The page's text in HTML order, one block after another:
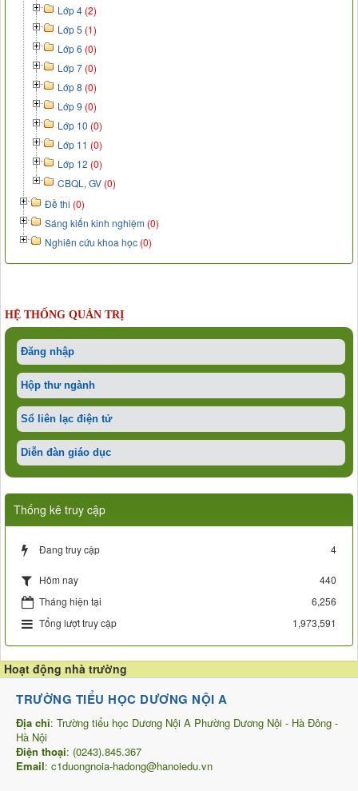
Lớp 4 (2)
Lớp 5 (1)
Lớp 6 (0)
Lớp 7 (0)
Lớp 8 (0)
Lớp 9 (0)
Lớp 10 (0)
Lớp 11 (0)
Lớp 12 (0)
CBQL, GV (0)
Đề thi (0)
Sáng kiến kinh nghiệm (0)
Nghiên cứu khoa học (0)
HỆ THỐNG QUẢN TRỊ
Đăng nhập
Hộp thư ngành
Sổ liên lạc điện tử
Diễn đàn giáo dục
Thống kê truy cập
Đang truy cập 4
Hôm nay
440
Tháng hiện tại
6,256
Tổng lượt truy cập
1,973,591
Hoạt động nhà trường
TRƯỜNG TIỂU HỌC DƯƠNG NỘI A
Địa chỉ: Trường tiểu học Dương Nội A Phường Dương Nội - Hà Đông -
Hà Nội
Điện thoại: (0243).845.367
Email: c1duongnoia-hadong@hanoiedu.vn